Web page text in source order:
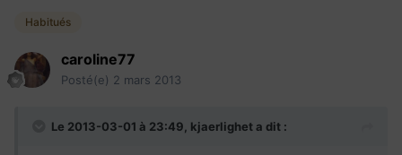
Habitués
caroline77
Posté(e) 2 mars 2013
Le 2013-03-01 à 23:49, kjaerlighet a dit :